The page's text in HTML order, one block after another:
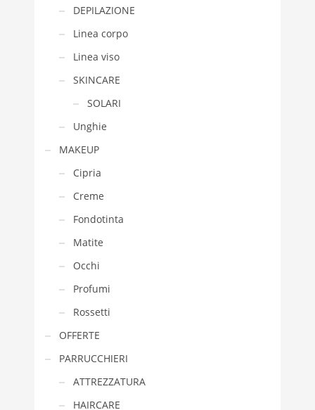
DEPILAZIONE
Linea corpo
Linea viso
SKINCARE
SOLARI
Unghie
MAKEUP
Cipria
Creme
Fondotinta
Matite
Occhi
Profumi
Rossetti
OFFERTE
PARRUCCHIERI
ATTREZZATURA
HAIRCARE